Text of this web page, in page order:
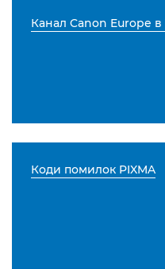
Канал Canon Europe в
Коди помилок PIXMA